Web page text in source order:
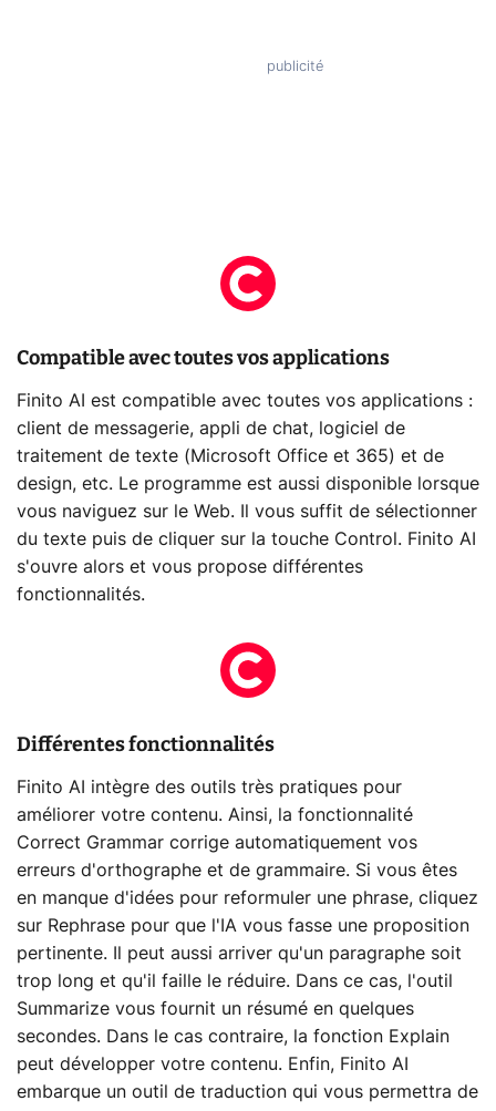
Compatible avec toutes vos applications
Finito AI est compatible avec toutes vos applications :
client de messagerie, appli de chat, logiciel de
traitement de texte (Microsoft Office et 365) et de
design, etc. Le programme est aussi disponible lorsque
vous naviguez sur le Web. Il vous suffit de sélectionner
du texte puis de cliquer sur la touche Control. Finito AI
s'ouvre alors et vous propose différentes
fonctionnalités.
Différentes fonctionnalités
Finito AI intègre des outils très pratiques pour
améliorer votre contenu. Ainsi, la fonctionnalité
Correct Grammar corrige automatiquement vos
erreurs d'orthographe et de grammaire. Si vous êtes
en manque d'idées pour reformuler une phrase, cliquez
sur Rephrase pour que l'IA vous fasse une proposition
pertinente. Il peut aussi arriver qu'un paragraphe soit
trop long et qu'il faille le réduire. Dans ce cas, l'outil
Summarize vous fournit un résumé en quelques
secondes. Dans le cas contraire, la fonction Explain
peut développer votre contenu. Enfin, Finito AI
embarque un outil de traduction qui vous permettra de